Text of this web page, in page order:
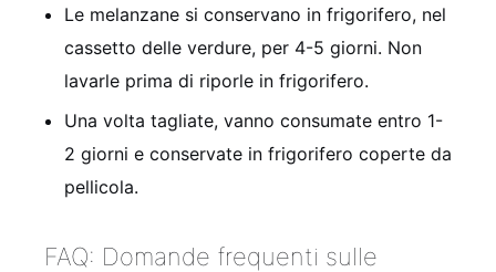
Le melanzane si conservano in frigorifero, nel
cassetto delle verdure, per 4-5 giorni. Non
lavarle prima di riporle in frigorifero.
Una volta tagliate, vanno consumate entro 1-
2 giorni e conservate in frigorifero coperte da
pellicola.
FAQ: Domande frequenti sulle